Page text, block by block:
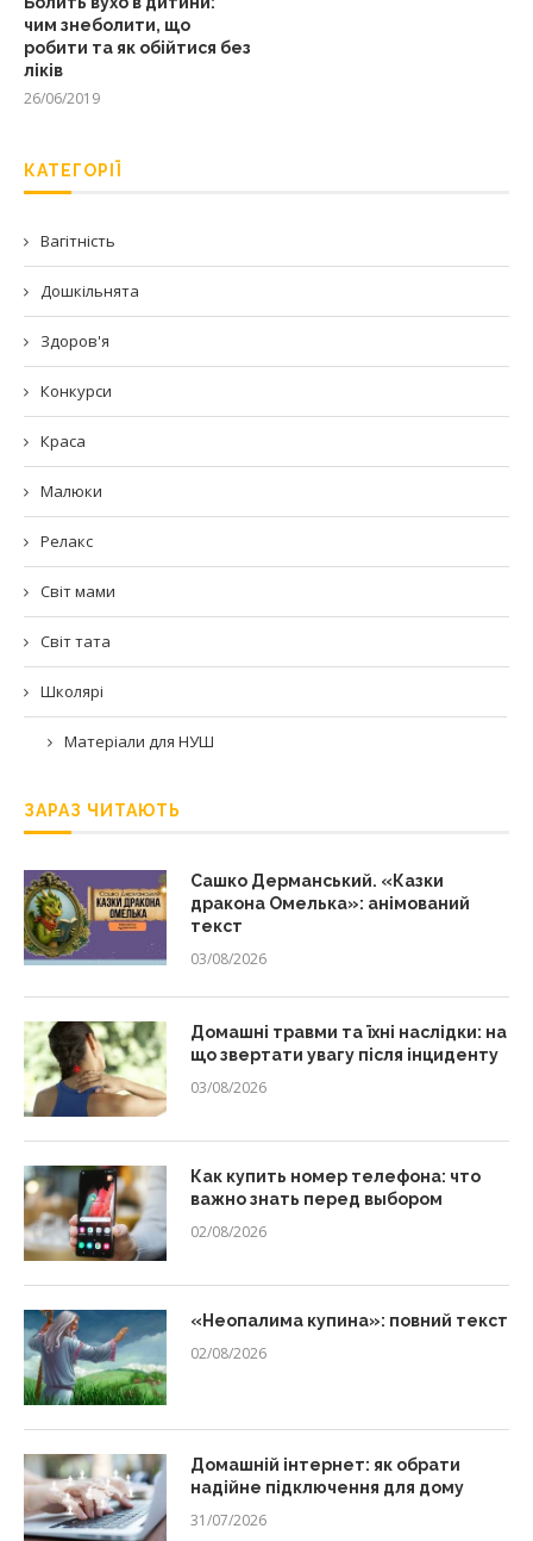
чим знеболити, що
робити та як обійтися без
ліків
26/06/2019
КАТЕГОРІЇ
Вагітність
Дошкільнята
Здоров'я
Конкурси
Краса
Малюки
Релакс
Світ мами
Світ тата
Школярі
Матеріали для НУШ
ЗАРАЗ ЧИТАЮТЬ
Сашко Дерманський. «Казки
дракона Омелька»: анімований
текст
03/08/2026
Домашні травми та їхні наслідки: на
що звертати увагу після інциденту
03/08/2026
Как купить номер телефона: что
важно знать перед выбором
02/08/2026
«Неопалима купина»: повний текст
02/08/2026
Домашній інтернет: як обрати
надійне підключення для дому
31/07/2026